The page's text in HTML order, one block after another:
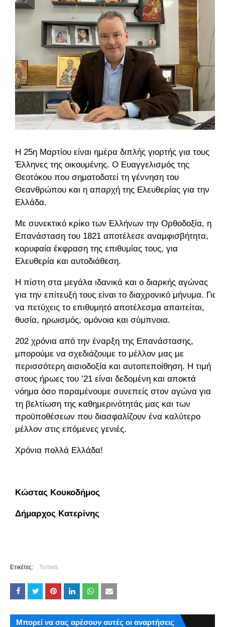
Η 25η Μαρτίου είναι ημέρα διπλής γιορτής για τους
Έλληνες της οικουμένης. Ο Ευαγγελισμός της
Θεοτόκου που σηματοδοτεί τη γέννηση του
Θεανθρώπου και η απαρχή της Ελευθερίας για την
Ελλάδα.
Με συνεκτικό κρίκο των Ελλήνων την Ορθοδοξία, η
Επανάσταση του 1821 αποτέλεσε αναμφισβήτητα,
κορυφαία έκφραση της επιθυμίας τους, για
Ελευθερία και αυτοδιάθεση.
Η πίστη στα μεγάλα ιδανικά και ο διαρκής αγώνας
για την επίτευξή τους είναι το διαχρονικό μήνυμα. Για
να πετύχεις το επιθυμητό αποτέλεσμα απαιτείται,
θυσία, ηρωισμός, ομόνοια και σύμπνοια.
202 χρόνια από την έναρξη της Επανάστασης,
μπορούμε να σχεδιάζουμε το μέλλον μας με
περισσότερη αισιοδοξία και αυτοπεποίθηση. Η τιμή
στους ήρωες του ’21 είναι δεδομένη και αποκτά
νόημα όσο παραμένουμε συνεπείς στον αγώνα για
τη βελτίωση της καθημερινότητάς μας και των
προϋποθέσεων που διασφαλίζουν ένα καλύτερο
μέλλον στις επόμενες γενιές.
Χρόνια πολλά Ελλάδα!
Κώστας Κουκοδήμος
Δήμαρχος Κατερίνης
Ετικέτες: Τοπικά
Μπορεί να σας αρέσουν αυτές οι αναρτήσεις